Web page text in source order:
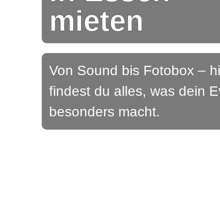
mieten
Von Sound bis Fotobox –
findest du alles, was dein
besonders macht.